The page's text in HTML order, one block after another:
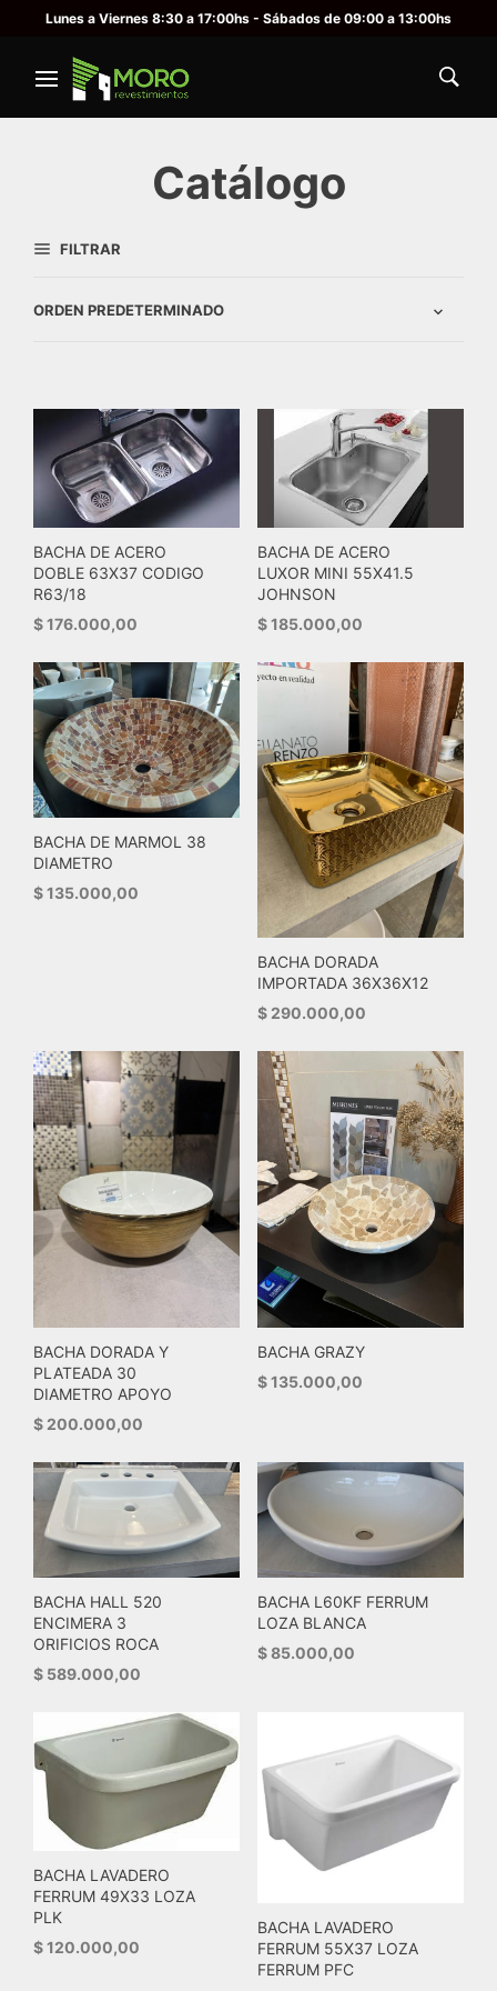
Lunes a Viernes 8:30 a 17:00hs - Sábados de 09:00 a 13:00hs
Catálogo
FILTRAR
BACHA DE ACERO
DOBLE 63X37 CODIGO
R63/18
$176.000,00
BACHA DE ACERO
LUXOR MINI 55X41.5
JOHNSON
$185.000,00
BACHA DE MARMOL 38
DIAMETRO
$135.000,00
BACHA DORADA
IMPORTADA 36X36X12
$290.000,00
BACHA DORADA Y
PLATEADA 30
DIAMETRO APOYO
$ 200.000,00
BACHA GRAZY
$135.000,00
BACHA HALL 520
ENCIMERA 3
ORIFICIOS ROCA
$ 589.000,00
BACHA L60KF FERRUM
LOZA BLANCA
$85.000,00
BACHA LAVADERO
FERRUM 49X33 LOZA
PLK
$120.000,00
BACHA LAVADERO
FERRUM 55X37 LOZA
FERRUM PFC